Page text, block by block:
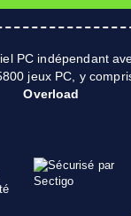
PC indépendant
jeux PC, y
Overload